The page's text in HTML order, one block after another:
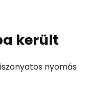
került
nyomás